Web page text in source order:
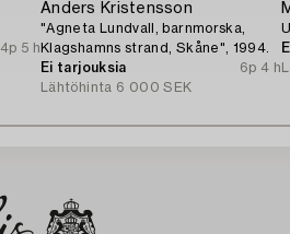
4p 5 h
Anders Kristensson
"Agneta Lundvall, barnmorska,
Klagshamns strand, Skåne", 1994.
Ei tarjouksia
6p 4 h
Lähtöhinta 6 000 SEK